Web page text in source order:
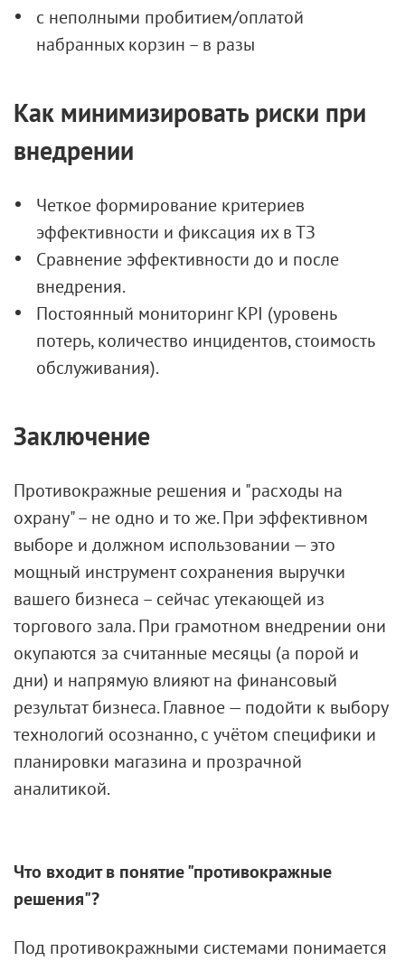
с неполными пробитием/оплатой
набранных корзин – в разы
Как минимизировать риски при
внедрении
Четкое формирование критериев
эффективности и фиксация их в ТЗ
Сравнение эффективности до и после
внедрения.
Постоянный мониторинг KPI (уровень
потерь, количество инцидентов, стоимость
обслуживания).
Заключение
Противокражные решения и "расходы на
охрану" – не одно и то же. При эффективном
выборе и должном использовании — это
мощный инструмент сохранения выручки
вашего бизнеса – сейчас утекающей из
торгового зала. При грамотном внедрении они
окупаются за считанные месяцы (а порой и
дни) и напрямую влияют на финансовый
результат бизнеса. Главное — подойти к выбору
технологий осознанно, с учётом специфики и
планировки магазина и прозрачной
аналитикой.
Что входит в понятие "противокражные
решения"?
Под противокражными системами понимается